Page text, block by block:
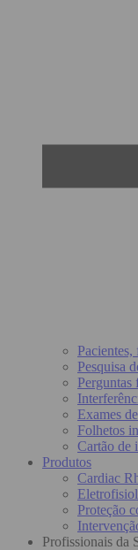
Pesquisa
Perguntas
Exames
Folhetos
Cartão de
Produtos
Cardiac
Proteção
Profissionais da